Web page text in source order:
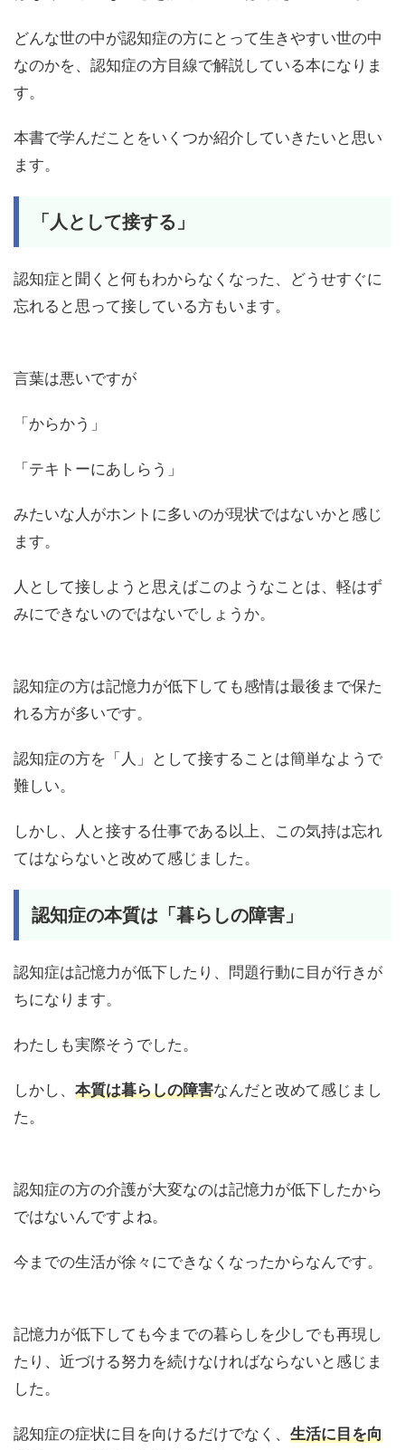
どんな世の中が認知症の方にとって生きやすい世の中
なのかを、認知症の方目線で解説している本になりま
す。
本書で学んだことをいくつか紹介していきたいと思い
ます。
「人として接する」
認知症と聞くと何もわからなくなった、どうせすぐに
忘れると思って接している方もいます。
言葉は悪いですが
「からかう」
「テキトーにあしらう」
みたいな人がホントに多いのが現状ではないかと感じ
ます。
人として接しようと思えばこのようなことは、軽はず
みにできないのではないでしょうか。
認知症の方は記憶力が低下しても感情は最後まで保た
れる方が多いです。
認知症の方を「人」として接することは簡単なようで
難しい。
しかし、人と接する仕事である以上、この気持は忘れ
てはならないと改めて感じました。
認知症の本質は「暮らしの障害」
認知症は記憶力が低下したり、問題行動に目が行きが
ちになります。
わたしも実際そうでした。
しかし、 本質は暮らしの障害なんだと改めて感じまし
た。
認知症の方の介護が大変なのは記憶力が低下したから
ではないんですよね。
今までの生活が徐々にできなくなったからなんです。
記憶力が低下しても今までの暮らしを少しでも再現し
たり、近づける努力を続けなければならないと感じま
した。
認知症の症状に目を向けるだけでなく、 生活に目を向